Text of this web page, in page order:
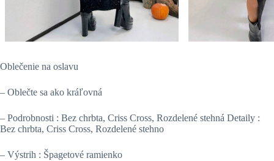
Oblečenie na oslavu
– Oblečte sa ako kráľovná
– Podrobnosti : Bez chrbta, Criss Cross, Rozdelené stehná Detaily :
Bez chrbta, Criss Cross, Rozdelené stehno
– Výstrih : Špagetové ramienko